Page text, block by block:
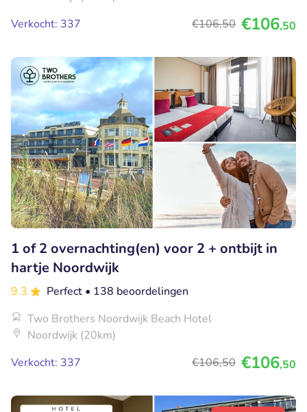
Verkocht: 337
€106,50 €106,50
1 of 2 overnachting(en) voor 2 + ontbijt in
hartje Noordwijk
9.3 Perfect • 138 beoordelingen
Two Brothers Noordwijk Beach Hotel
Noordwijk (20km)
Verkocht: 337
€106,50 €106,50